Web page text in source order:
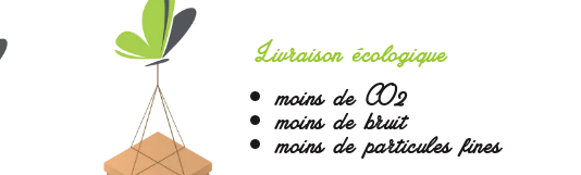
Livraison écologique
moins de CO2
moins de bruit
moins de particules fines